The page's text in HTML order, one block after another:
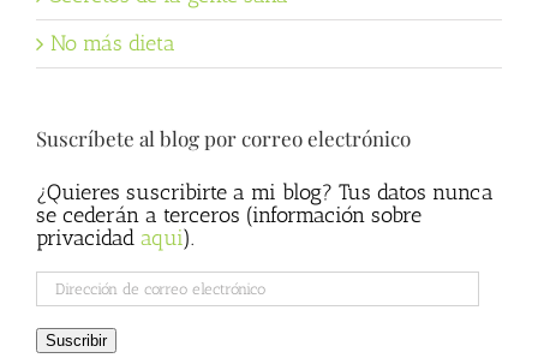
No más dieta
Suscríbete al blog por correo electrónico
¿Quieres suscribirte a mi blog? Tus datos nunca
se cederán a terceros (información sobre
privacidad aqui).
Dirección
de
correo
electrónico
Suscribir